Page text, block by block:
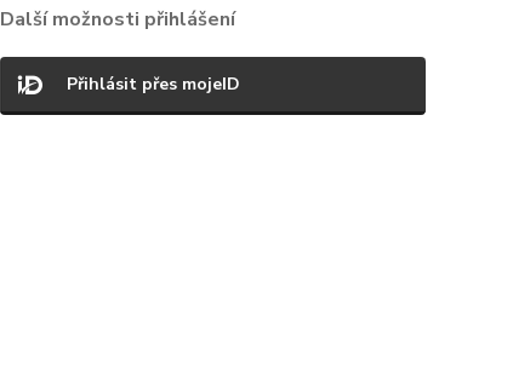
Další možnosti přihlášení
Přihlásit přes mojeID